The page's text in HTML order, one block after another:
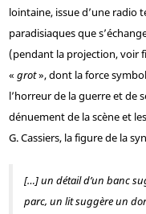
lointaine, issue d’une radio
paradisiaques que
(pendant la projection, voir
« grot», dont la force
l’horreur de la guerre et de
dénuement de la scène et
G. Cassiers, la figure de la
[…] un détail d’un banc
parc, un lit suggère un